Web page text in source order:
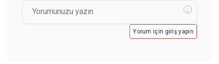
Yorum için giriş yapın